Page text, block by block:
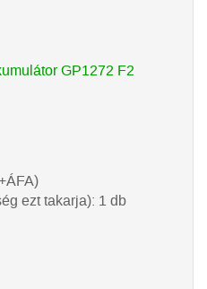
GP1272 F2
ezt takarja): 1 db